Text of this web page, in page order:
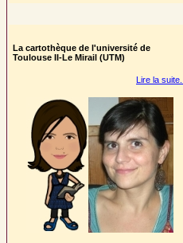
La cartothèque de l'université de
Toulouse II-Le Mirail (UTM)
Lire la suite...